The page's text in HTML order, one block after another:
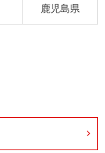
鹿児島県